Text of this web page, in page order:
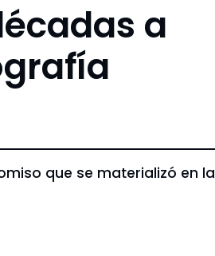
a
que se materializó en la